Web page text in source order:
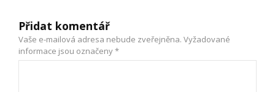
Přidat komentář
Vaše e-mailová adresa nebude zveřejněna. Vyžadované
informace jsou označeny*